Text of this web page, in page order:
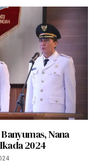
Nana
2024